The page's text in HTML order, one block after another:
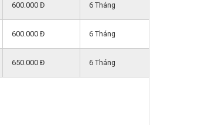
600.000 Đ 6 Tháng
600.000 Đ 6 Tháng
650.000 Đ 6 Tháng